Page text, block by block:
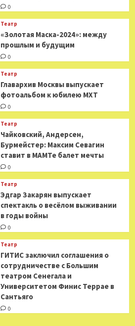
0
Театр
«Золотая Маска-2024»: между
прошлым и будущим
0
Театр
​​Главархив Москвы выпускает
фотоальбом к юбилею МХТ
0
Театр
​​Чайковский, Андерсен,
Бурмейстер: Максим Севагин
ставит в МАМТе балет мечты
0
Театр
Эдгар Закарян выпускает
спектакль о весёлом выживании
в годы войны
0
Театр
ГИТИС заключил соглашения о
сотрудничестве с Большим
театром Сенегала и
Университетом Финис Террае в
Сантьяго
0